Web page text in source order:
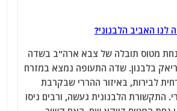
לנו האביב הלבנוני?
נחת מטוס תובלה של צבא ארה"ב בשדה
בלבנון. שדה התעופה נמצא במזרח
לבירות, באיזור ההררי שבקרבת
התקשורת הלבנונית געשה, ורבים ניסו